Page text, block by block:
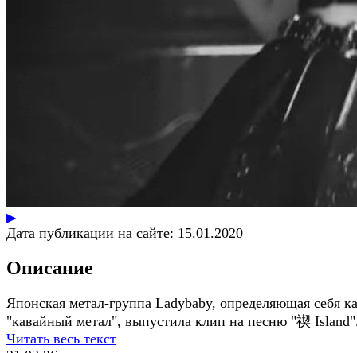
▶
Дата публикации на сайте: 15.01.2020
Описание
Японская метал-группа Ladybaby, определяющая себя
"кавайный метал", выпустила клип на песню "禊
Читать весь текст